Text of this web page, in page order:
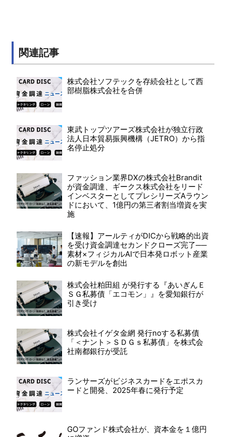
関連記事
株式会社ソフテックを存続会社として西
部樹脂株式会社を合併
東武トップツアーズ株式会社が独立行政
法人日本貿易振興機構（JETRO）から指
名停止処分
ファッション業界DXの株式会社Brandit
が資金調達、ギークス株式会社をリード
インベスターとしてプレシリーズAラウン
ドにおいて、1億円の第三者割当増資を実
施
【速報】アールティがDICから戦略的出資
を受け資金調達セカンドクローズ完了──
素材×フィジカルAIで日本発ロボット産業
の新モデルを創出
株式会社粕田組 が発行する『あいぎんＥ
ＳＧ私募債「エコモン」』を愛知銀行が
引き受け
株式会社イゲタ金網 発行noする私募債
「＜ナント＞ＳＤＧｓ私募債」を株式会
社南都銀行が受託
ランサーズがビジネスカードをエポスカ
ードと開発、2025年春に発行予定
GOファンド株式会社が、資本金を１億円